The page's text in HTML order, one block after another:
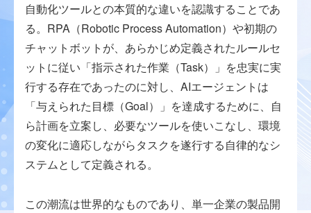
自動化ツールとの本質的な違いを認識することであ
る。RPA（Robotic Process Automation）や初期の
チャットボットが、あらかじめ定義されたルールセ
ットに従い「指示された作業（Task）」を忠実に実
行する存在であったのに対し、AIエージェントは
「与えられた目標（Goal）」を達成するために、自
ら計画を立案し、必要なツールを使いこなし、環境
の変化に適応しながらタスクを遂行する自律的なシ
ステムとして定義される。
この潮流は世界的なものであり、単一企業の製品開